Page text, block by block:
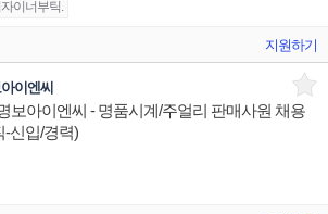
이너부틱.
지원하기
이엔씨
보아이엔씨 - 명품시계/주얼리 판매사원 채용
-신입/경력)